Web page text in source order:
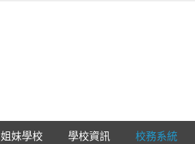
姐妹學校 學校資訊 校務系統